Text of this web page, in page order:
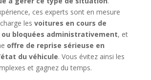
ces experts sont en mesure
les voitures en cours de
bloquées administrativement, et
offre de reprise sérieuse en
du véhicule. Vous évitez ainsi les
et gagnez du temps.